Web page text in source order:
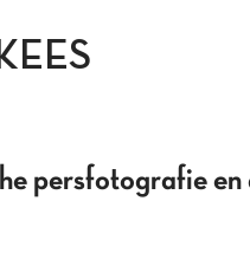
persfotografie